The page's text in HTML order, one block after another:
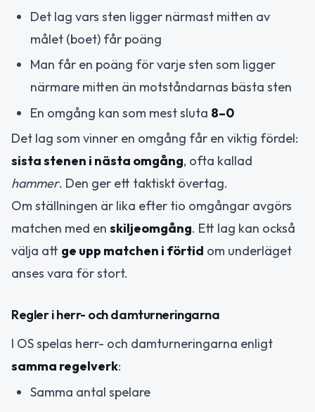
Det lag vars sten ligger närmast mitten av
målet (boet) får poäng
Man får en poäng för varje sten som ligger
närmare mitten än motståndarnas bästa sten
En omgång kan som mest sluta 8–0
Det lag som vinner en omgång får en viktig fördel:
sista stenen i nästa omgång, ofta kallad
hammer. Den ger ett taktiskt övertag.
Om ställningen är lika efter tio omgångar avgörs
matchen med en skiljeomgång. Ett lag kan också
välja att ge upp matchen i förtid om underläget
anses vara för stort.
Regler i herr- och damturneringarna
I OS spelas herr- och damturneringarna enligt
samma regelverk:
Samma antal spelare